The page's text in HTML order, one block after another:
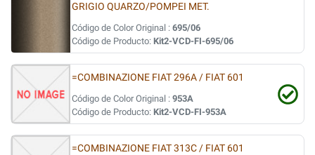
GRIGIO QUARZO/POMPEI MET.
Código de Color Original : 695/06
Código de Producto: Kit2-VCD-FI-695/06
=COMBINAZIONE FIAT 296A / FIAT 601
Código de Color Original : 953A
Código de Producto: Kit2-VCD-FI-953A
=COMBINAZIONE FIAT 313C / FIAT 601